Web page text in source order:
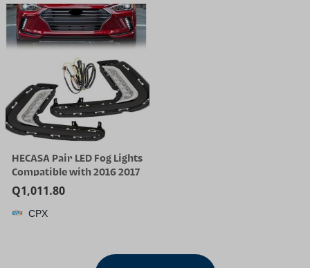
HECASA Pair LED Fog Lights
Compatible with 2016 2017
2018 Hyundai Elantra Sixth
Generation DRL
Replacement for
Q1,011.80
CPX